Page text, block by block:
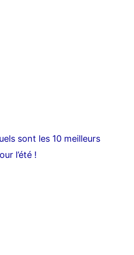
sont les 10 meilleurs
l’été !